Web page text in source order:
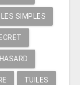
SIMPLES
TUILES